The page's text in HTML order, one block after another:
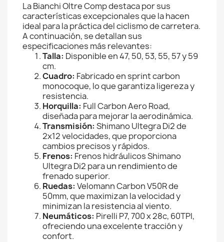
La Bianchi Oltre Comp destaca por sus
características excepcionales que la hacen
ideal para la práctica del ciclismo de carretera.
A continuación, se detallan sus
especificaciones más relevantes:
Talla: Disponible en 47, 50, 53, 55, 57 y 59
cm.
Cuadro: Fabricado en sprint carbon
monocoque, lo que garantiza ligereza y
resistencia.
Horquilla: Full Carbon Aero Road,
diseñada para mejorar la aerodinámica.
Transmisión: Shimano Ultegra Di2 de
2x12 velocidades, que proporciona
cambios precisos y rápidos.
Frenos: Frenos hidráulicos Shimano
Ultegra Di2 para un rendimiento de
frenado superior.
Ruedas: Velomann Carbon V50R de
50mm, que maximizan la velocidad y
minimizan la resistencia al viento.
Neumáticos: Pirelli P7, 700 x 28c, 60TPI,
ofreciendo una excelente tracción y
confort.